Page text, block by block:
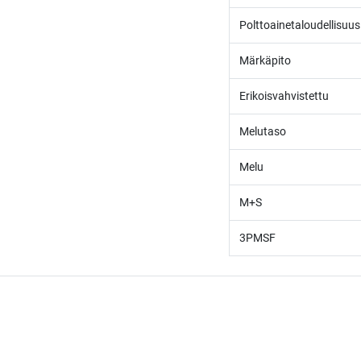
Polttoainetaloudellisuus
Märkäpito
Erikoisvahvistettu
Melutaso
Melu
M+S
3PMSF